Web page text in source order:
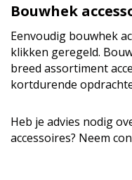
Bouwhek
Eenvoudig bouwhek
klikken geregeld.
breed assortiment
kortdurende
Heb je advies nodig
accessoires? Neem